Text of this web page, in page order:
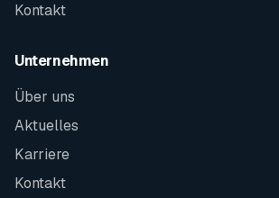
Kontakt
Unternehmen
Über uns
Aktuelles
Karriere
Kontakt